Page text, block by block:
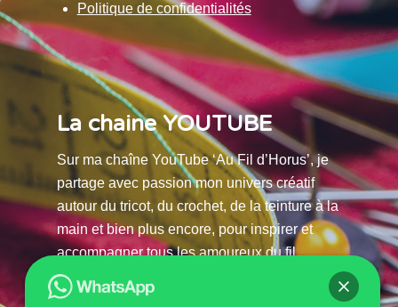
Politique de confidentialités
La chaine YOUTUBE
Sur ma chaîne YouTube ‘Au Fil d’Horus’, je
partage avec passion mon univers créatif
autour du tricot, du crochet, de la teinture à la
main et bien plus encore, pour inspirer et
accompagner tous les amoureux du fil.